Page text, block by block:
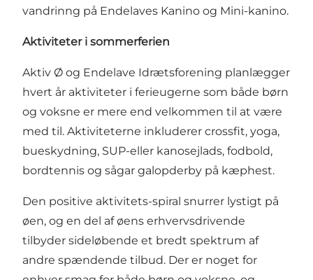
vandrinng på Endelaves Kanino og Mini-kanino.
Aktiviteter i sommerferien
Aktiv Ø og Endelave Idrætsforening planlægger
hvert år aktiviteter i ferieugerne som både børn
og voksne er mere end velkommen til at være
med til. Aktiviteterne inkluderer crossfit, yoga,
bueskydning, SUP-eller kanosejlads, fodbold,
bordtennis og sågar galopderby på kæphest.
Den positive aktivitets-spiral snurrer lystigt på
øen, og en del af øens erhvervsdrivende
tilbyder sideløbende et bredt spektrum af
andre spændende tilbud. Der er noget for